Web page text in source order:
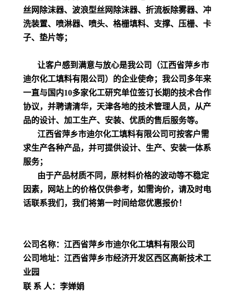
丝网除沫器、波浪型丝网除沫器、折流板除雾器、冲
洗装置、喷淋器、喷头、格栅填料、支撑、压栅、卡
子、垫片等；
让客户感到满意与放心是我公司（江西省萍乡市
迪尔化工填料有限公司）的企业使命；我公司多年来
一直与国内10多家化工研究单位签订长期的技术合作
协议，并聘请清华，天津各地的技术管理人员，从产
品的设计、加工生产、安装、优质的售后服务等。
江西省萍乡市迪尔化工填料有限公司可按客户需
求生产各种产品，并可提供设计、生产、安装一体系
服务；
由于产品材质不同，原材料价格的波动等不稳定
因素，网站上的价格仅供参考，如需询价，请及时电
话联系我们，我们将第一时间给您优惠报价！
公司名称：江西省萍乡市迪尔化工填料有限公司
公司地址：江西省萍乡市经济开发区西区高新技术工
业园
联 系 人：李婵娟